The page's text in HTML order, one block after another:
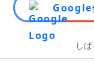
Google
し